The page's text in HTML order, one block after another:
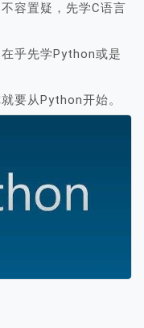
容置疑，先学C语言
乎先学Python或是
要从Python开始。